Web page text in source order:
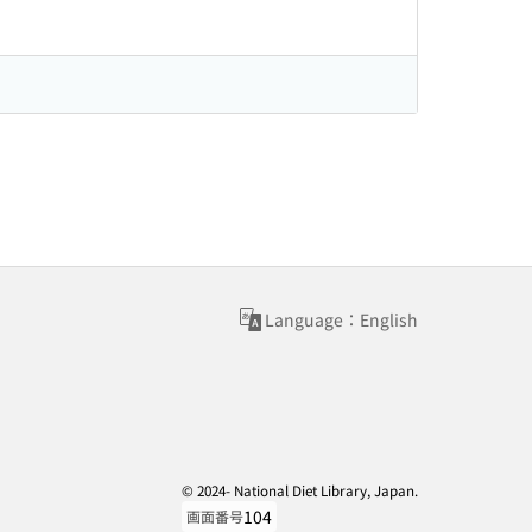
Language：English
© 2024- National Diet Library, Japan.
画面番号104